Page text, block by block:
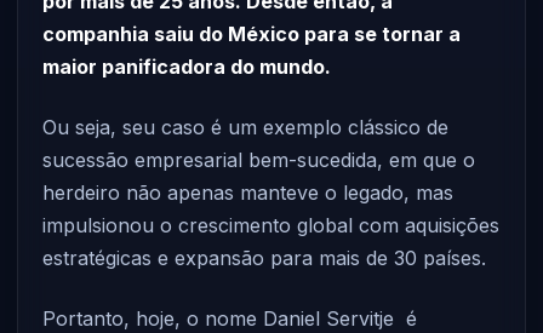
companhia saiu do México para se tornar a
maior panificadora do mundo.
Ou seja, seu caso é um exemplo clássico de
sucessão empresarial bem-sucedida, em que o
herdeiro não apenas manteve o legado, mas
impulsionou o crescimento global com aquisições
estratégicas e expansão para mais de 30 países.
Portanto, hoje, o nome Daniel Servitje é